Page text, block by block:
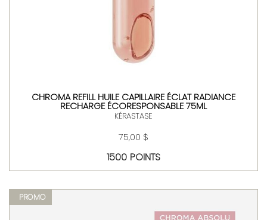
CHROMA REFILL HUILE CAPILLAIRE ÉCLAT RADIANCE
RECHARGE ÉCORESPONSABLE 75ML
KÉRASTASE
75,00 $
1500 POINTS
PROMO